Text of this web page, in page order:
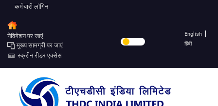
कर्मचारी लॉगिन
नेविगेशन पर जाएं
मुख्य सामग्री पर जाएं
स्क्रीन रीडर एक्सेस
English
हिंदी